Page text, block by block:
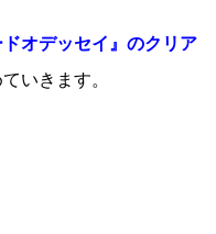
ドオデッセイ』のクリア
いきます。